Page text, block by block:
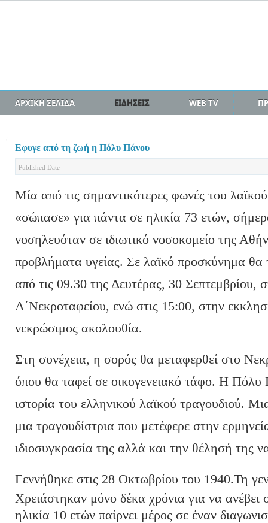
ΑΡΧΙΚΗ ΣΕΛΙΔΑ ΕΙΔΗΣΕΙΣ WEB TV
Εφυγε από τη ζωή η Πόλυ Πάνου
Published Date
Μία από τις σημαντικότερες φωνές του
«σώπασε» για πάντα σε ηλικία 73 ετών,
νοσηλευόταν σε ιδιωτικό νοσοκομείο της
προβλήματα υγείας. Σε λαϊκό προσκύνημα
από τις 09.30 της Δευτέρας, 30 Σεπτεμβρίου,
Α΄Νεκροταφείου, ενώ στις 15:00, στην
νεκρώσιμος ακολουθία.
Στη συνέχεια, η σορός θα μεταφερθεί στο
όπου θα ταφεί σε οικογενειακό τάφο. Η Πόλυ
ιστορία του ελληνικού λαϊκού τραγουδιού.
μια τραγουδίστρια που μετέφερε στην
ιδιοσυγκρασία της αλλά και την θέλησή της
Γεννήθηκε στις 28 Οκτωβρίου του 1940.Τη
Χρειάστηκαν μόνο δέκα χρόνια για να
ηλικία 10 ετών παίρνει μέρος σε έναν